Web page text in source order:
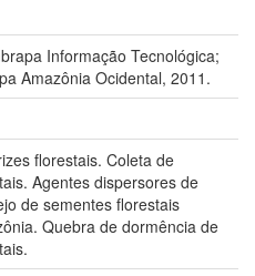
Informação Tecnológica;
Amazônia Ocidental, 2011.
florestais. Coleta de
Agentes dispersores de
de sementes florestais
Quebra de dormência de